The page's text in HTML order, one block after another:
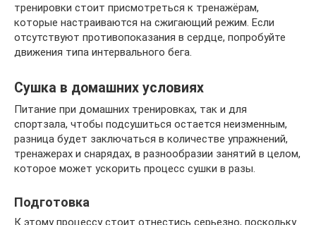
тренировки стоит присмотреться к тренажёрам,
которые настраиваются на сжигающий режим. Если
отсутствуют противопоказания в сердце, попробуйте
движения типа интервального бега.
Сушка в домашних условиях
Питание при домашних тренировках, так и для
спортзала, чтобы подсушиться остается неизменным,
разница будет заключаться в количестве упражнений,
тренажерах и снарядах, в разнообразии занятий в целом,
которое может ускорить процесс сушки в разы.
Подготовка
К этому процессу стоит отнестись серьезно, поскольку